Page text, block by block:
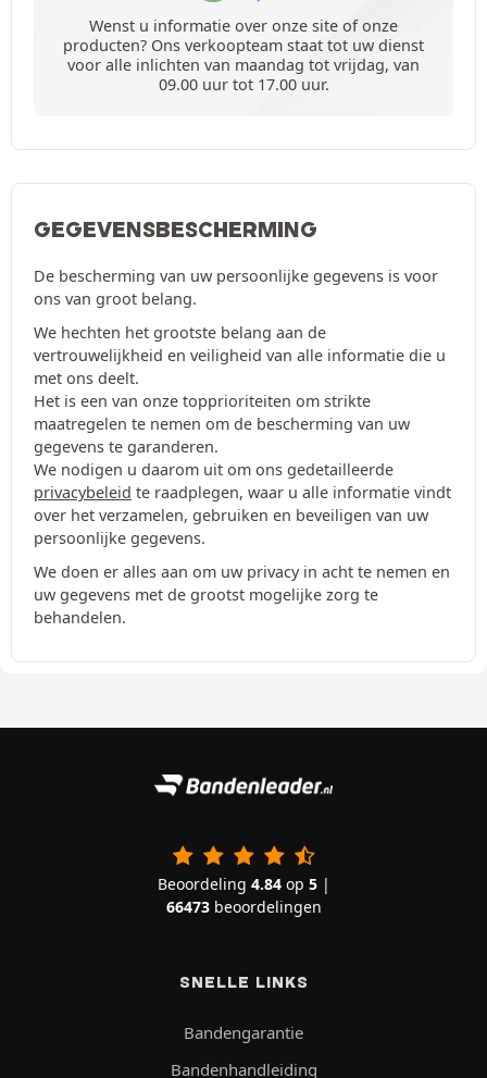
Wenst u informatie over onze site of onze
producten? Ons verkoopteam staat tot uw dienst
voor alle inlichten van maandag tot vrijdag, van
09.00 uur tot 17.00 uur.
GEGEVENSBESCHERMING
De bescherming van uw persoonlijke gegevens is voor
ons van groot belang.
We hechten het grootste belang aan de
vertrouwelijkheid en veiligheid van alle informatie die u
met ons deelt.
Het is een van onze topprioriteiten om strikte
maatregelen te nemen om de bescherming van uw
gegevens te garanderen.
We nodigen u daarom uit om ons gedetailleerde
privacybeleid te raadplegen, waar u alle informatie vindt
over het verzamelen, gebruiken en beveiligen van uw
persoonlijke gegevens.
We doen er alles aan om uw privacy in acht te nemen en
uw gegevens met de grootst mogelijke zorg te
behandelen.
Beoordeling 4.84op 5|
66473beoordelingen
SNELLE LINKS
Bandengarantie
Bandenhandleiding